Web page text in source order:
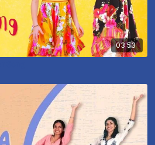
03:53